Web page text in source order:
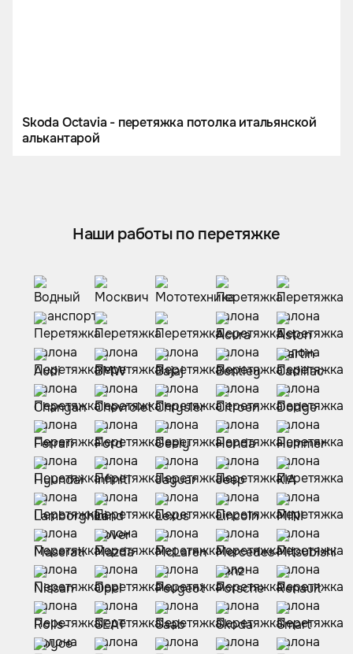
Skoda Octavia - перетяжка потолка итальянской
алькантарой
Наши работы по перетяжке